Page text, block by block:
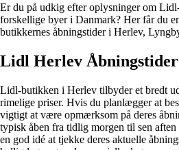
Er du på udkig efter oplysninger om
forskellige byer i Danmark? Her får du
butikkernes åbningstider i Herlev,
Lidl Herlev Åbningstider
Lidl-butikken i Herlev tilbyder et bredt
rimelige priser. Hvis du planlægger at
vigtigt at være opmærksom på deres
typisk åben fra tidlig morgen til sen
en god idé at tjekke deres aktuelle